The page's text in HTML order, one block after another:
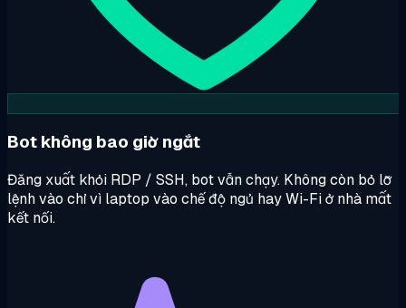
Bot không bao giờ ngắt
Đăng xuất khỏi RDP / SSH, bot vẫn chạy. Không còn bỏ lỡ
lệnh vào chỉ vì laptop vào chế độ ngủ hay Wi-Fi ở nhà mất
kết nối.